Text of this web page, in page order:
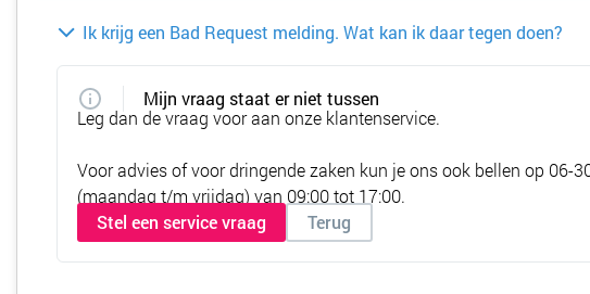
Ik krijg een Bad Request melding. Wat kan ik daar tegen doen?
Mijn vraag staat er niet tussen
Leg dan de vraag voor aan onze klantenservice.
Voor advies of voor dringende zaken kun je ons ook bellen op 06-
(maandag t/m vrijdag) van 09:00 tot 17:00.
Stel een service vraag
Terug